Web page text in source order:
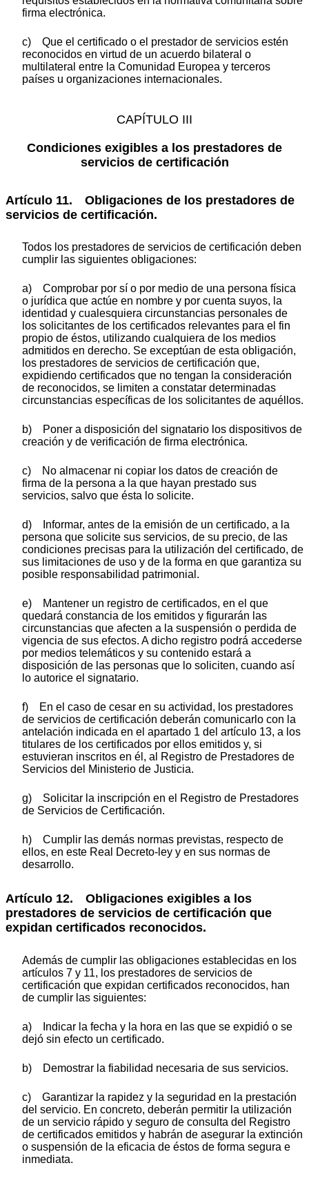
firma electrónica.
c) Que el certificado o el prestador de servicios estén
reconocidos en virtud de un acuerdo bilateral o
multilateral entre la Comunidad Europea y terceros
países u organizaciones internacionales.
CAPÍTULO III
Condiciones exigibles a los prestadores de
servicios de certificación
Artículo 11. Obligaciones de los prestadores de
servicios de certificación.
Todos los prestadores de servicios de certificación deben
cumplir las siguientes obligaciones:
a) Comprobar por sí o por medio de una persona física
o jurídica que actúe en nombre y por cuenta suyos, la
identidad y cualesquiera circunstancias personales de
los solicitantes de los certificados relevantes para el fin
propio de éstos, utilizando cualquiera de los medios
admitidos en derecho. Se exceptúan de esta obligación,
los prestadores de servicios de certificación que,
expidiendo certificados que no tengan la consideración
de reconocidos, se limiten a constatar determinadas
circunstancias específicas de los solicitantes de aquéllos.
b) Poner a disposición del signatario los dispositivos de
creación y de verificación de firma electrónica.
c) No almacenar ni copiar los datos de creación de
firma de la persona a la que hayan prestado sus
servicios, salvo que ésta lo solicite.
d) Informar, antes de la emisión de un certificado, a la
persona que solicite sus servicios, de su precio, de las
condiciones precisas para la utilización del certificado, de
sus limitaciones de uso y de la forma en que garantiza su
posible responsabilidad patrimonial.
e) Mantener un registro de certificados, en el que
quedará constancia de los emitidos y figurarán las
circunstancias que afecten a la suspensión o perdida de
vigencia de sus efectos. A dicho registro podrá accederse
por medios telemáticos y su contenido estará a
disposición de las personas que lo soliciten, cuando así
lo autorice el signatario.
f) En el caso de cesar en su actividad, los prestadores
de servicios de certificación deberán comunicarlo con la
antelación indicada en el apartado 1 del artículo 13, a los
titulares de los certificados por ellos emitidos y, si
estuvieran inscritos en él, al Registro de Prestadores de
Servicios del Ministerio de Justicia.
g) Solicitar la inscripción en el Registro de Prestadores
de Servicios de Certificación.
h) Cumplir las demás normas previstas, respecto de
ellos, en este Real Decreto-ley y en sus normas de
desarrollo.
Artículo 12. Obligaciones exigibles a los
prestadores de servicios de certificación que
expidan certificados reconocidos.
Además de cumplir las obligaciones establecidas en los
artículos 7 y 11, los prestadores de servicios de
certificación que expidan certificados reconocidos, han
de cumplir las siguientes:
a) Indicar la fecha y la hora en las que se expidió o se
dejó sin efecto un certificado.
b) Demostrar la fiabilidad necesaria de sus servicios.
c) Garantizar la rapidez y la seguridad en la prestación
del servicio. En concreto, deberán permitir la utilización
de un servicio rápido y seguro de consulta del Registro
de certificados emitidos y habrán de asegurar la extinción
o suspensión de la eficacia de éstos de forma segura e
inmediata.